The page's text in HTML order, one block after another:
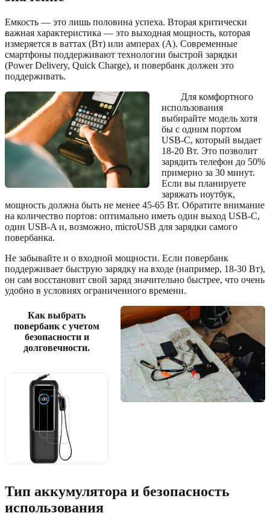
Емкость — это лишь половина успеха. Вторая критически
важная характеристика — это выходная мощность, которая
измеряется в ваттах (Вт) или амперах (А). Современные
смартфоны поддерживают технологии быстрой зарядки
(Power Delivery, Quick Charge), и повербанк должен это
поддерживать.
Для комфортного
использования
выбирайте модель хотя
бы с одним портом
USB-C, который выдает
18-20 Вт. Это позволит
зарядить телефон до 50%
примерно за 30 минут.
Если вы планируете
заряжать ноутбук,
мощность должна быть не менее 45-65 Вт. Обратите внимание
на количество портов: оптимально иметь один выход USB-C,
один USB-A и, возможно, microUSB для зарядки самого
повербанка.
Не забывайте и о входной мощности. Если повербанк
поддерживает быструю зарядку на входе (например, 18-30 Вт),
он сам восстановит свой заряд значительно быстрее, что очень
удобно в условиях ограниченного времени.
Как выбрать
повербанк с учетом
безопасности и
долговечности.
? Также
рекомендуем
Тип аккумулятора и безопасность
использования